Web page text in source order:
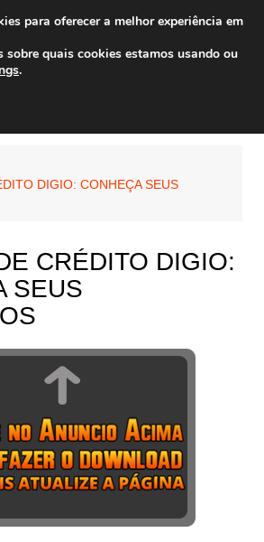
DIGIO: CONHEÇA SEUS
CRÉDITO DIGIO:
SEUS
para oferecer a melhor experiência em
sobre quais cookies estamos usando ou
.